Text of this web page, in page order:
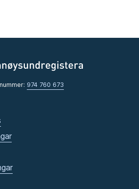
974 760 673